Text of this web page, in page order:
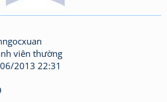
viên thường
2013 22:31